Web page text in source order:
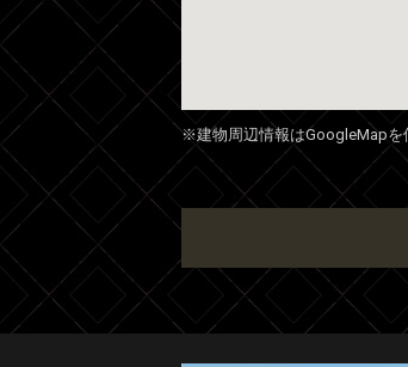
※建物周辺情報はGoogleMapを